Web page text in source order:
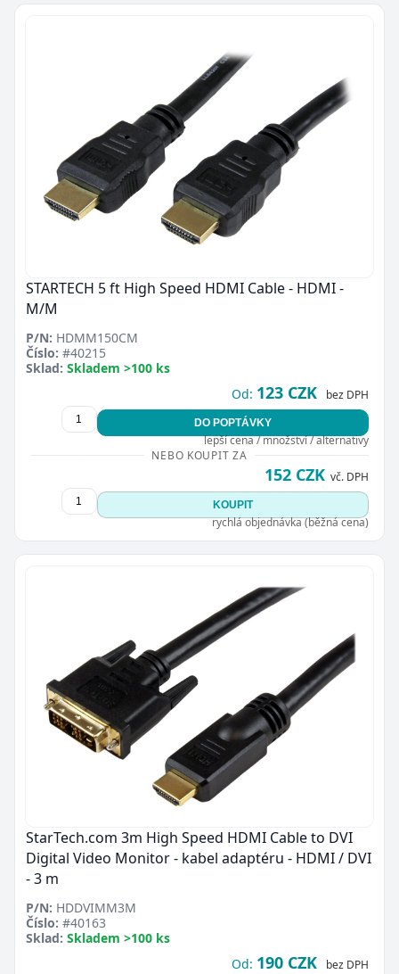
STARTECH 5 ft High Speed HDMI Cable - HDMI -
M/M
P/N: HDMM150CM
Číslo: #40215
Sklad: Skladem >100 ks
Od: 123 CZK bez DPH
DO POPTÁVKY
lepší cena / množství / alternativy
NEBO KOUPIT ZA
152 CZK vč. DPH
KOUPIT
rychlá objednávka (běžná cena)
StarTech.com 3m High Speed HDMI Cable to DVI
Digital Video Monitor - kabel adaptéru - HDMI / DVI
- 3 m
P/N: HDDVIMM3M
Číslo: #40163
Sklad: Skladem >100 ks
Od: 190 CZK bez DPH